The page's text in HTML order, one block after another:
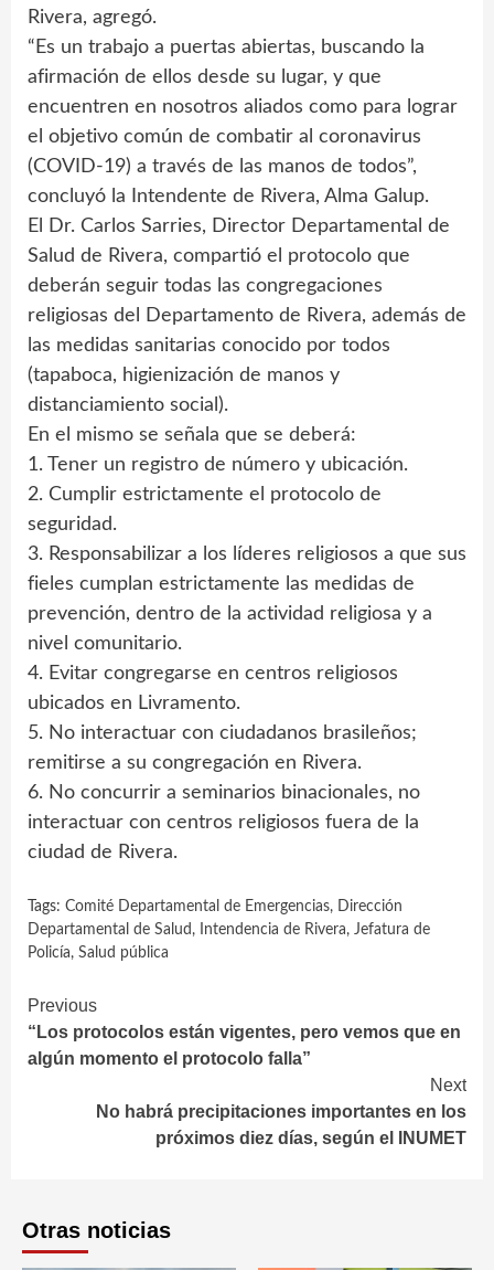
Rivera, agregó.
“Es un trabajo a puertas abiertas, buscando la
afirmación de ellos desde su lugar, y que
encuentren en nosotros aliados como para lograr
el objetivo común de combatir al coronavirus
(COVID-19) a través de las manos de todos”,
concluyó la Intendente de Rivera, Alma Galup.
El Dr. Carlos Sarries, Director Departamental de
Salud de Rivera, compartió el protocolo que
deberán seguir todas las congregaciones
religiosas del Departamento de Rivera, además de
las medidas sanitarias conocido por todos
(tapaboca, higienización de manos y
distanciamiento social).
En el mismo se señala que se deberá:
1. Tener un registro de número y ubicación.
2. Cumplir estrictamente el protocolo de
seguridad.
3. Responsabilizar a los líderes religiosos a que sus
fieles cumplan estrictamente las medidas de
prevención, dentro de la actividad religiosa y a
nivel comunitario.
4. Evitar congregarse en centros religiosos
ubicados en Livramento.
5. No interactuar con ciudadanos brasileños;
remitirse a su congregación en Rivera.
6. No concurrir a seminarios binacionales, no
interactuar con centros religiosos fuera de la
ciudad de Rivera.
Tags: Comité Departamental de Emergencias, Dirección
Departamental de Salud , Intendencia de Rivera, Jefatura de
Policía, Salud pública
Continue
Reading
Previous
“Los protocolos están vigentes, pero vemos que en
algún momento el protocolo falla”
Next
No habrá precipitaciones importantes en los
próximos diez días, según el INUMET
Otras noticias